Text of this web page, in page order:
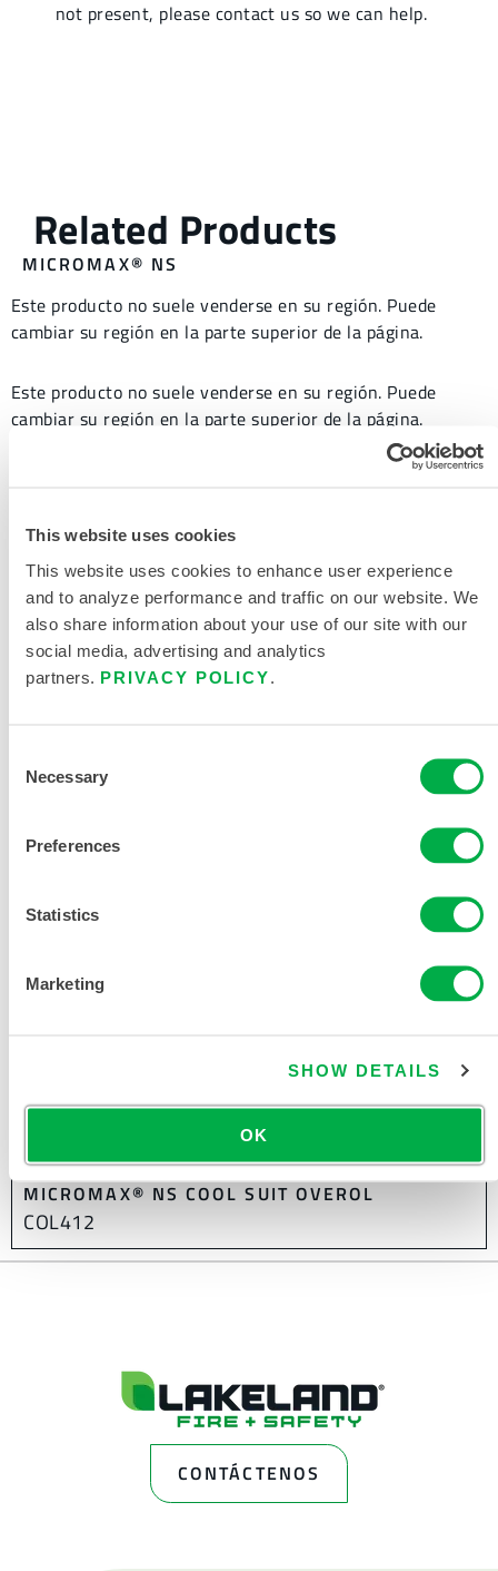
This website uses cookies
This website uses cookies to enhance user experience
and to analyze performance and traffic on our website. We
also share information about your use of our site with our
social media, advertising and analytics
partners. PRIVACY POLICY
Selection
Necessary
Preferences
Statistics
Marketing
SHOW DETAILS
OK
MICROMAX® NS
Este producto no suele venderse en su región. Puede
cambiar su región en la parte superior de la página.
Este producto no suele venderse en su región. Puede
cambiar su región en la parte superior de la página.
Este producto no suele venderse en su región. Puede
Este producto no suele venderse en su región. Puede
cambiar su región en la parte superior de la página.
Este producto no suele venderse en su región. Puede
cambiar su región en la parte superior de la página.
MICROMAX® NS COOL SUIT OVEROL
COL412
CONTÁCTENOS